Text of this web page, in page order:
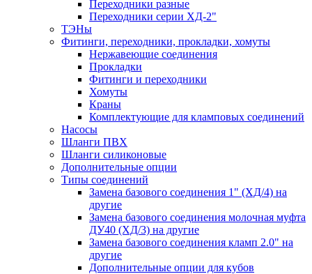
Переходники разные
Переходники серии ХД-2"
ТЭНы
Фитинги, переходники, прокладки, хомуты
Нержавеющие соединения
Прокладки
Фитинги и переходники
Хомуты
Краны
Комплектующие для кламповых соединений
Насосы
Шланги ПВХ
Шланги силиконовые
Дополнительные опции
Типы соединений
Замена базового соединения 1" (ХД/4) на
другие
Замена базового соединения молочная муфта
ДУ40 (ХД/3) на другие
Замена базового соединения кламп 2.0" на
другие
Дополнительные опции для кубов